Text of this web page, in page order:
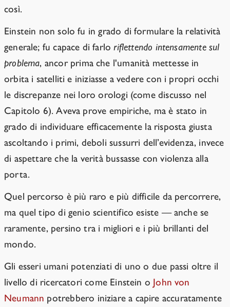
così.
Einstein non solo fu in grado di formulare la relatività
generale; fu capace di farloriflettendo intensamente sul
problema, ancor prima che l'umanità mettesse in
orbita i satelliti e iniziasse a vedere con i propri occhi
le discrepanze nei loro orologi (come discusso nel
Capitolo 6). Aveva prove empiriche, ma è stato in
grado di individuare efficacemente la risposta giusta
ascoltando i primi, deboli sussurri dell’evidenza, invece
di aspettare che la verità bussasse con violenza alla
porta.
Quel percorso è più raro e più difficile da percorrere,
ma quel tipo di genio scientifico esiste — anche se
raramente, persino tra i migliori e i più brillanti del
mondo.
Gli esseri umani potenziati di uno o due passi oltre il
livello di ricercatori come Einstein o John von
Neumann potrebbero iniziare a capire accuratamente